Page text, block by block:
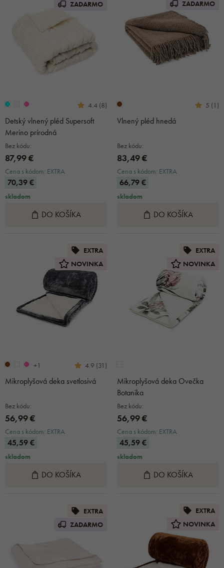
ZADARMO
4.4 (8)
Detský vlnený pléd Supersoft
Merino prírodná
Bez kódu:
87,99 €
Cena s kódom: EXTRA
70,39 €
skladom
DO KOŠÍKA
ZADARMO
5 (1)
Vlnený pléd hnedá
Bez kódu:
83,49 €
Cena s kódom: EXTRA
66,79 €
skladom
DO KOŠÍKA
EXTRA
NOVINKA
+1 4.9 (31)
Mikroplyšová deka svetlosivá
Bez kódu:
56,99 €
Cena s kódom: EXTRA
45,59 €
skladom
DO KOŠÍKA
EXTRA
NOVINKA
Mikroplyšová deka Ovečka
Botanika
Bez kódu:
56,99 €
Cena s kódom: EXTRA
45,59 €
skladom
DO KOŠÍKA
EXTRA
ZADARMO
EXTRA
NOVINKA